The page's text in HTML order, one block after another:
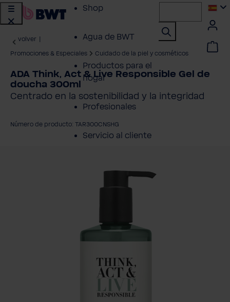
Shop
Agua de BWT
Productos para el
hogar
Profesionales
Servicio al cliente
Resumen de
Productos
volver
Promociones & Especiales Cuidado de la piel y cosméticos
ADA Think, Act & Live Responsible Gel de
doucha 300ml
Centrado en la sostenibilidad y la integridad
Número de producto: TAR300CNSHG